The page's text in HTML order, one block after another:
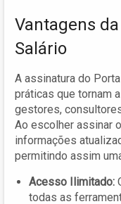
Vantagens
Salário
A assinatura do
práticas que tornam
gestores,
Ao escolher assinar
informações
permitindo assim
Acesso Ilimitado:
todas as